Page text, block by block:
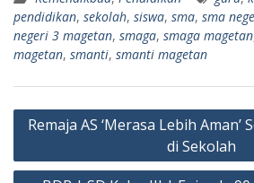
pendidikan, sekolah, siswa, sma, sma
negeri 3 magetan, smaga, smaga magetan
magetan, smanti, smanti magetan
Navigasi
Remaja AS ‘Merasa Lebih Aman’
di Sekolah